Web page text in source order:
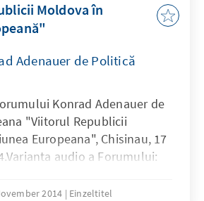
Moldova în
Adenauer de Politică
Konrad Adenauer de
"Viitorul Republicii
Europeana", Chisinau, 17
audio a Forumului:
Hans-Gert Pöttering.
2014 Einzeltitel